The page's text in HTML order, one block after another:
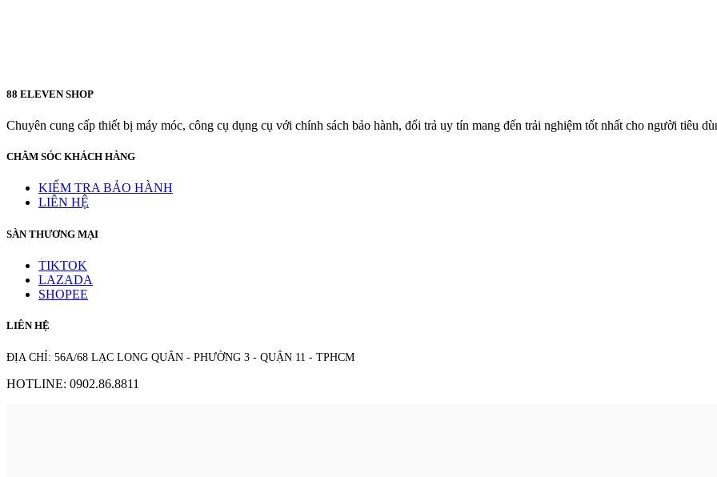
88 ELEVEN SHOP
Chuyên cung cấp thiết bị máy móc, công cụ dụng cụ với chính sách bảo hành, đổi trả uy tín mang đến trải nghiệm tốt nhất cho người tiêu
CHĂM SÓC KHÁCH HÀNG
KIỂM TRA BẢO HÀNH
LIÊN HỆ
SÀN THƯƠNG MẠI
TIKTOK
LAZADA
SHOPEE
LIÊN HỆ
ĐỊA CHỈ: 56A/68 LẠC LONG QUÂN - PHƯỜNG 3 - QUẬN 11 - TPHCM
HOTLINE: 0902.86.8811